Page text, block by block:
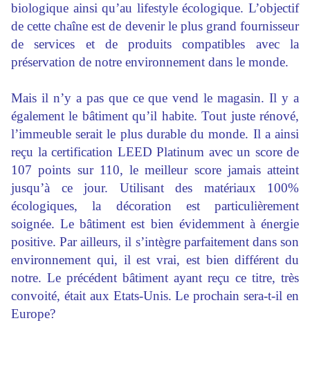
biologique ainsi qu’au lifestyle écologique. L’objectif
de cette chaîne est de devenir le plus grand fournisseur
de services et de produits compatibles avec la
préservation de notre environnement dans le monde.
Mais il n’y a pas que ce que vend le magasin. Il y a
également le bâtiment qu’il habite. Tout juste rénové,
l’immeuble serait le plus durable du monde. Il a ainsi
reçu la certification LEED Platinum avec un score de
107 points sur 110, le meilleur score jamais atteint
jusqu’à ce jour. Utilisant des matériaux 100%
écologiques, la décoration est particulièrement
soignée. Le bâtiment est bien évidemment à énergie
positive. Par ailleurs, il s’intègre parfaitement dans son
environnement qui, il est vrai, est bien différent du
notre. Le précédent bâtiment ayant reçu ce titre, très
convoité, était aux Etats-Unis. Le prochain sera-t-il en
Europe?